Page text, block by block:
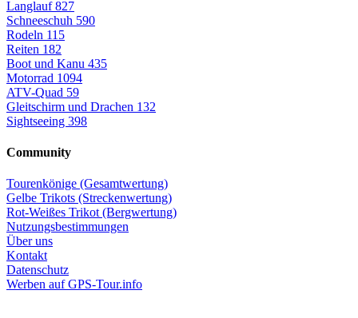
Langlauf827
Schneeschuh 590
Rodeln 115
Reiten 182
Boot und Kanu 435
Motorrad 1094
ATV-Quad 59
Gleitschirm und Drachen 132
Sightseeing 398
Community
Tourenkönige (Gesamtwertung)
Gelbe Trikots (Streckenwertung)
Rot-Weißes Trikot (Bergwertung)
Nutzungsbestimmungen
Über uns
Kontakt
Datenschutz
Werben auf GPS-Tour.info